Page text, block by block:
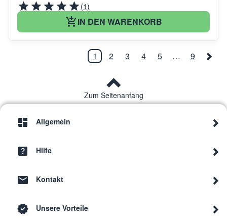
(1)
IN DEN WARENKORB
1 2 3 4 5 … 9
Zum Seitenanfang
Allgemein
Hilfe
Kontakt
Unsere Vorteile